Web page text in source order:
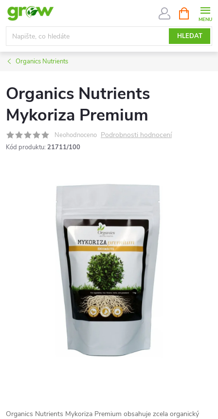
Přejít
obsah
HLEDAT
NÁKUPNÍ
KOŠÍK
Organics Nutrients
Organics Nutrients
Mykoriza Premium
Neohodnoceno Podrobnosti hodnocení
Kód produktu: 21711/100
Organics Nutrients Mykoriza Premium obsahuje zcela organický